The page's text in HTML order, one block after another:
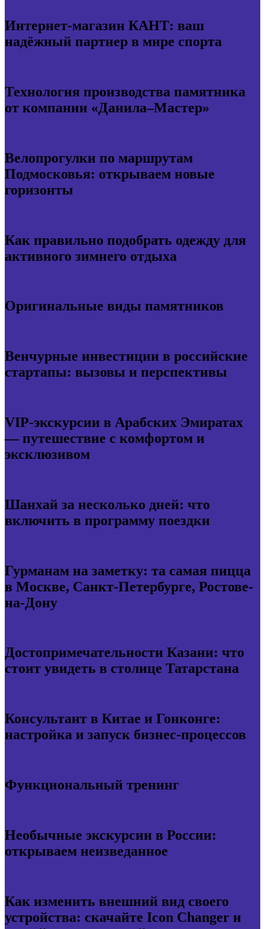
Интернет-магазин КАНТ: ваш
надёжный партнер в мире спорта
Технология производства памятника
от компании «Данила–Мастер»
Велопрогулки по маршрутам
Подмосковья: открываем новые
горизонты
Как правильно подобрать одежду для
активного зимнего отдыха
Оригинальные виды памятников
Венчурные инвестиции в российские
стартапы: вызовы и перспективы
VIP-экскурсии в Арабских Эмиратах
— путешествие с комфортом и
эксклюзивом
Шанхай за несколько дней: что
включить в программу поездки
Гурманам на заметку: та самая пицца
в Москве, Санкт-Петербурге, Ростове-
на-Дону
Достопримечательности Казани: что
стоит увидеть в столице Татарстана
Консультант в Китае и Гонконге:
настройка и запуск бизнес-процессов
Функциональный тренинг
Необычные экскурсии в России:
открываем неизведанное
Как изменить внешний вид своего
устройства: скачайте Icon Changer и